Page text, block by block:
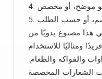
هو موضح، أو مخصص
هذا مصنوع يدويًا من
ومثاليًا للاستخدام
والفواكه والطعام.